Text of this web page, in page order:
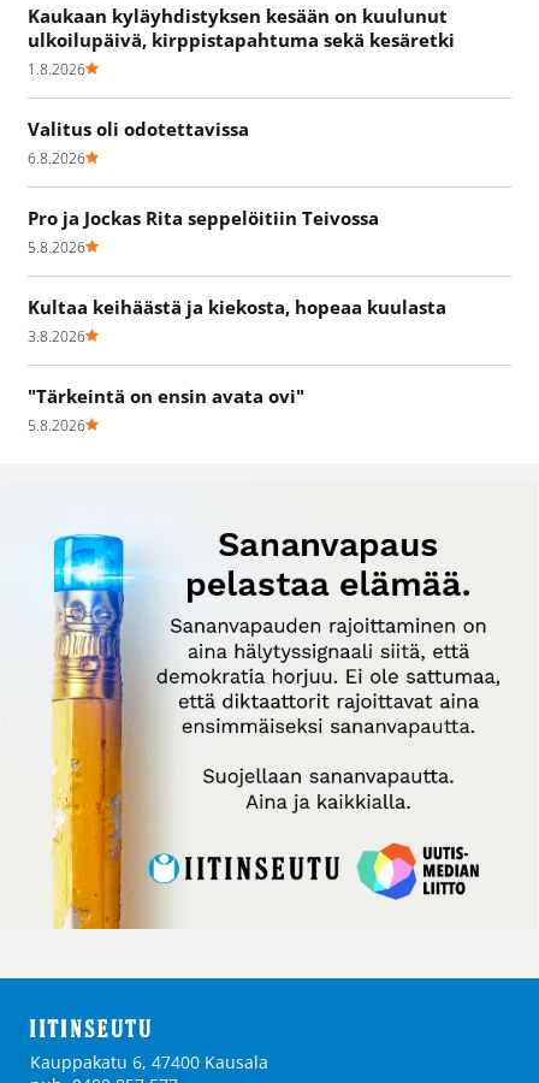
Kaukaan kyläyhdistyksen kesään on kuulunut
ulkoilupäivä, kirppistapahtuma sekä kesäretki
1.8.2026
Valitus oli odotettavissa
6.8.2026
Pro ja Jockas Rita seppelöitiin Teivossa
5.8.2026
Kultaa keihäästä ja kiekosta, hopeaa kuulasta
3.8.2026
"Tärkeintä on ensin avata ovi"
5.8.2026
Kauppakatu 6, 47400 Kausala